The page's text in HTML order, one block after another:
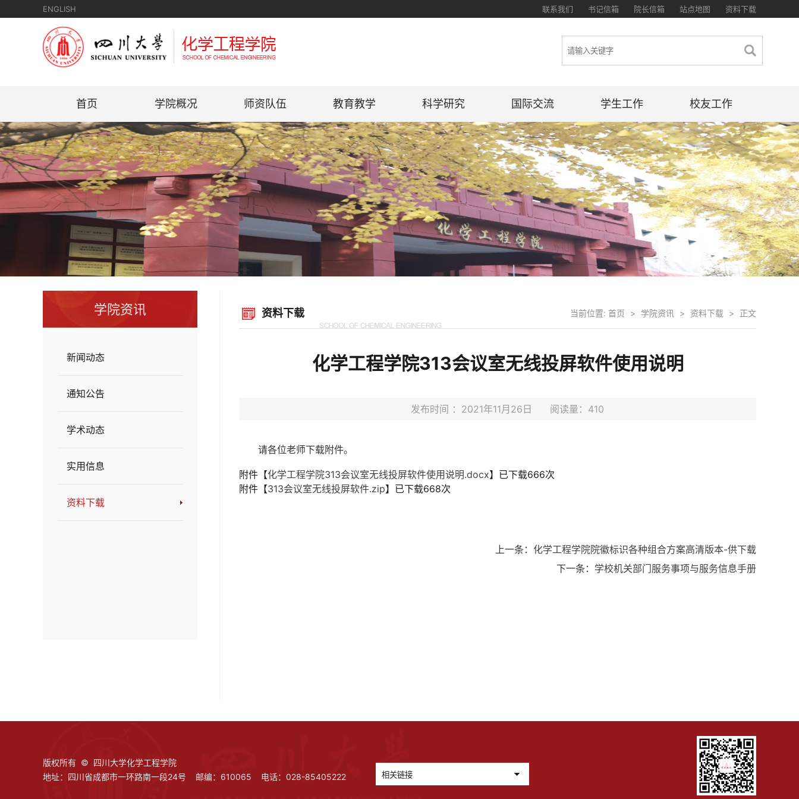
ENGLISH 资料下载
站点地图
院长信箱
书记信箱
联系我们
首页 学院概况 师资队伍 教育教学 科学研究 国际交流 学生工作 校友工作
学院资讯
新闻动态
通知公告
学术动态
实用信息
资料下载
资料下载 当前位置: 首页 > 学院资讯 > 资料下载 > 正文
化学工程学院313会议室无线投屏软件使用说明
发布时间 ：2021年11月26日 阅读量： 410
请各位老师下载附件。
附件【化学工程学院313会议室无线投屏软件使用说明.docx】已下载666次
附件【313会议室无线投屏软件.zip】已下载668次
上一条： 化学工程学院院徽标识各种组合方案高清版本-供下载
下一条： 学校机关部门服务事项与服务信息手册
版权所有 © 四川大学化学工程学院
地址：四川省成都市一环路南一段24号 邮编：610065 电话：028-85405222